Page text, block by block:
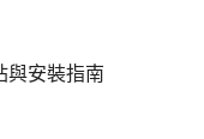
與安裝指南